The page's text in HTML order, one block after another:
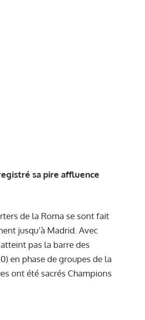
sa pire affluence
de la Roma se sont fait
jusqu’à Madrid. Avec
pas la barre des
en phase de groupes de la
ont été sacrés Champions